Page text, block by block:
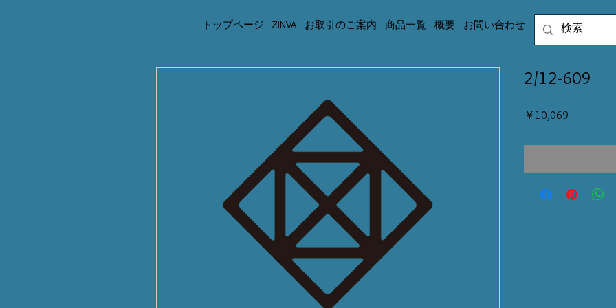
トップページ ZINVA お取引のご案内 商品一覧 概要 お問い合わせ
2/12-609
￥10,069